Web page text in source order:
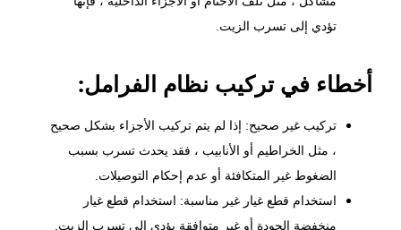
تؤدي إلى تسرب الزيت.
أخطاء في تركيب نظام الفرامل:
تركيب غير صحيح: إذا لم يتم تركيب الأجزاء بشكل صحيح
، مثل الخراطيم أو الأنابيب ، فقد يحدث تسرب بسبب
الضغوط غير المتكافئة أو عدم إحكام التوصيلات.
استخدام قطع غيار غير مناسبة: استخدام قطع غيار
منخفضة الجودة أو غير متوافقة يؤدي إلى تسرب الزيت.